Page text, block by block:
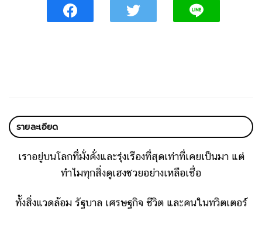
รายละเอียด
เราอยู่บนโลกที่มั่งคั่งและรุ่งเรืองที่สุดเท่าที่เคยเป็นมา แต่
ทำไมทุกสิ่งดูเฮงซวยอย่างเหลือเชื่อ
ทั้งสิ่งแวดล้อม รัฐบาล เศรษฐกิจ ชีวิต และคนในทวิตเตอร์